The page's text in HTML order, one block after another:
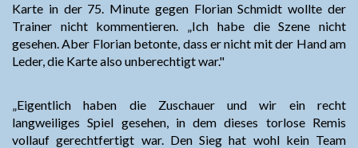
Karte in der 75. Minute gegen Florian Schmidt wollte der
Trainer nicht kommentieren. „Ich habe die Szene nicht
gesehen. Aber Florian betonte, dass er nicht mit der Hand am
Leder, die Karte also unberechtigt war."
„Eigentlich haben die Zuschauer und wir ein recht
langweiliges Spiel gesehen, in dem dieses torlose Remis
vollauf gerechtfertigt war. Den Sieg hat wohl kein Team